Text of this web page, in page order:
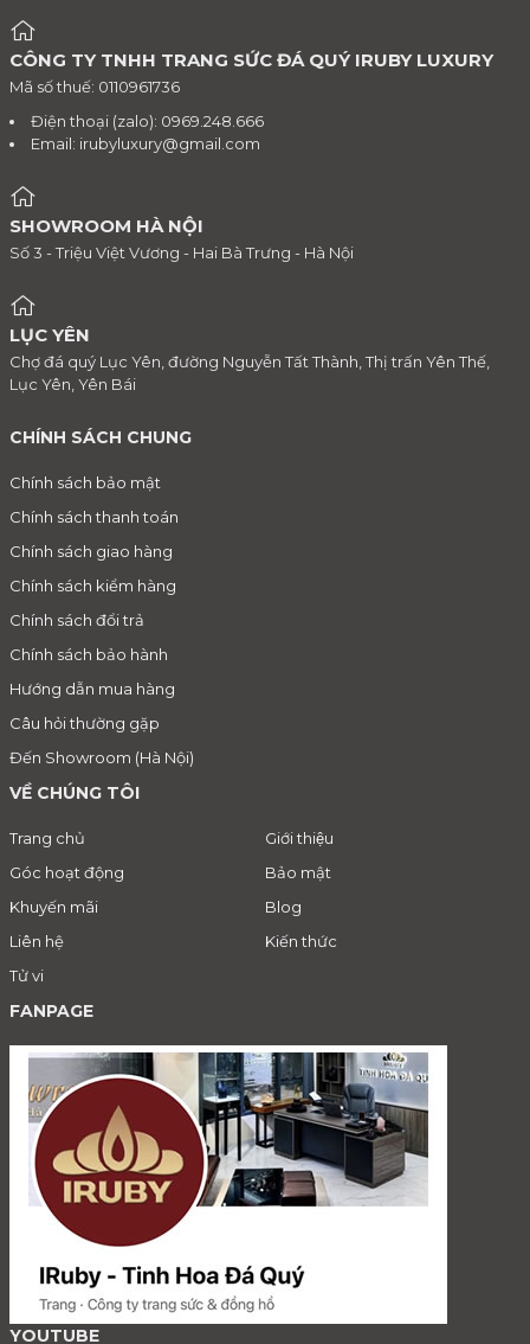
CÔNG TY TNHH TRANG SỨC ĐÁ QUÝ IRUBY LUXURY
Mã số thuế: 0110961736
Điện thoại (zalo): 0969.248.666
Email: irubyluxury@gmail.com
SHOWROOM HÀ NỘI
Số 3 - Triệu Việt Vương - Hai Bà Trưng - Hà Nội
LỤC YÊN
Chợ đá quý Lục Yên, đường Nguyễn Tất Thành, Thị trấn Yên Thế,
Lục Yên, Yên Bái
CHÍNH SÁCH CHUNG
Chính sách bảo mật
Chính sách thanh toán
Chính sách giao hàng
Chính sách kiểm hàng
Chính sách đổi trả
Chính sách bảo hành
Hướng dẫn mua hàng
Câu hỏi thường gặp
Đến Showroom (Hà Nội)
VỀ CHÚNG TÔI
Trang chủ
Giới thiệu
Góc hoạt động
Bảo mật
Khuyến mãi
Blog
Liên hệ
Kiến thức
Tử vi
FANPAGE
YOUTUBE